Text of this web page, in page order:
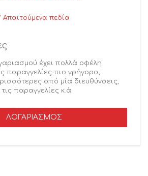
έχει πολλά οφέλη:
παραγγελίες πιο γρήγορα,
από μία διευθύνσεις,
παραγγελίες κ.ά.
ΛΟΓΑΡΙΑΣΜΌΣ